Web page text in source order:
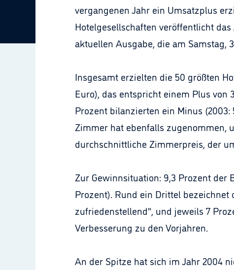
vergangenen Jahr ein Umsatzplus
Hotelgesellschaften veröffentlicht
aktuellen Ausgabe, die am Samstag,
Insgesamt erzielten die 50 größten
Euro), das entspricht einem Plus von
Prozent bilanzierten ein Minus
Zimmer hat ebenfalls zugenommen,
durchschnittliche Zimmerpreis, der
Zur Gewinnsituation: 9,3 Prozent der
Prozent). Rund ein Drittel bezeichnet
zufriedenstellend“, und jeweils 7
Verbesserung zu den Vorjahren.
An der Spitze hat sich im Jahr 2004